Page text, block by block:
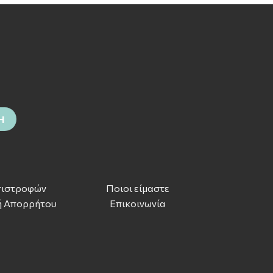
Απορρήτου
Ποιοι είμαστε
Επικοινωνία